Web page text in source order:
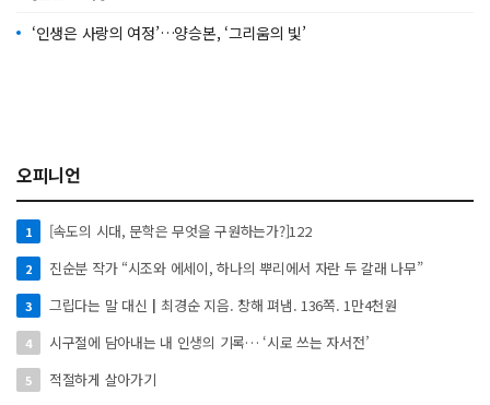
‘인생은 사랑의 여정’…양승본, ‘그리움의 빛’
오피니언
1 [속도의 시대, 문학은 무엇을 구원하는가?]122
2 진순분 작가 “시조와 에세이, 하나의 뿌리에서 자란 두 갈래 나무”
3 그립다는 말 대신┃최경순 지음. 창해 펴냄. 136쪽. 1만4천원
4 시구절에 담아내는 내 인생의 기록… ‘시로 쓰는 자서전’
5 적절하게 살아가기